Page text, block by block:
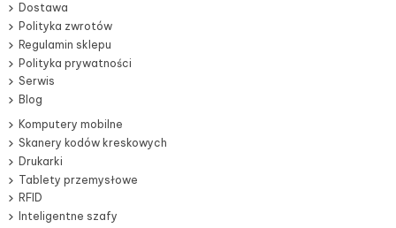
Dostawa
Polityka zwrotów
Regulamin sklepu
Polityka prywatności
Serwis
Blog
Komputery mobilne
Skanery kodów kreskowych
Drukarki
Tablety przemysłowe
RFID
Inteligentne szafy